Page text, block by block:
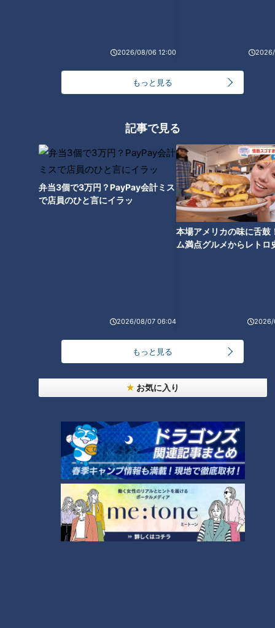
2026/08/06 12:00
もっと見る
記事で見る
弁当3個で3万円？PayPay会計ミス
で店員のひと言にイラッ
2026/08/07 06:04
本場アメリカの味に舌鼓
ム満点グルメからレトロ
2026/
もっと見る
お気に入り
この記事の画像を見る
この記事を見たあなたへのおすすめ
「春キャベツとわかめのサラ
ダ」の作り方【キユーピー３分
クッキング】
り方【キユーピー３分クッキン
グ】
「夏野菜とチキンのエスニック
カレー」の作り方【キユーピー
３分クッキング】
「チキンステーキ ガーリックト
マトソース」の作り方【キユー
ピー３分クッキング】